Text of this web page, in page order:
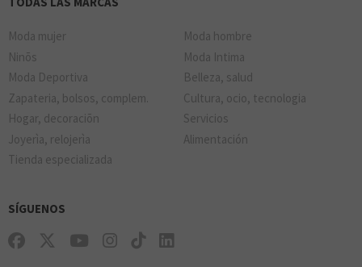
Moda mujer
Moda hombre
Ninõs
Moda Intima
Moda Deportiva
Belleza, salud
Zapateria, bolsos, complem.
Cultura, ocio, tecnologia
Hogar, decoraciõn
Servicios
Joyerìa, relojerìa
Alimentación
Tienda especializada
SÍGUENOS